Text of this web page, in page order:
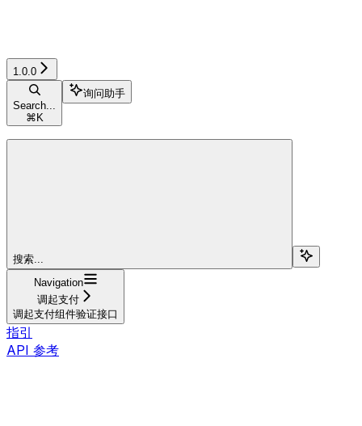
1.0.0
Search...
⌘ K
询问助手
搜索...
Navigation
调起支付
调起支付组件验证接口
指引
API 参考